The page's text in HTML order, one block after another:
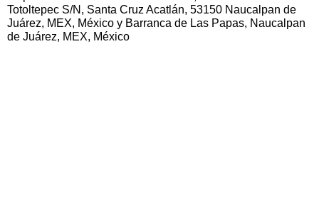
Totoltepec S/N, Santa Cruz Acatlán, 53150 Naucalpan de
Juárez, MEX, México y Barranca de Las Papas, Naucalpan
de Juárez, MEX, México